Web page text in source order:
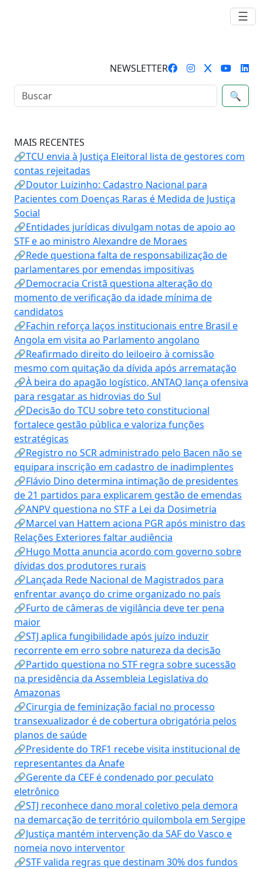
☰
NEWSLETTER
🔍
MAIS RECENTES
🔗TCU envia à Justiça Eleitoral lista de gestores com
contas rejeitadas
🔗Doutor Luizinho: Cadastro Nacional para
Pacientes com Doenças Raras é Medida de Justiça
Social
🔗Entidades jurídicas divulgam notas de apoio ao
STF e ao ministro Alexandre de Moraes
🔗Rede questiona falta de responsabilização de
parlamentares por emendas impositivas
🔗Democracia Cristã questiona alteração do
momento de verificação da idade mínima de
candidatos
🔗Fachin reforça laços institucionais entre Brasil e
Angola em visita ao Parlamento angolano
🔗Reafirmado direito do leiloeiro à comissão
mesmo com quitação da dívida após arrematação
🔗À beira do apagão logístico, ANTAQ lança ofensiva
para resgatar as hidrovias do Sul
🔗Decisão do TCU sobre teto constitucional
fortalece gestão pública e valoriza funções
estratégicas
🔗Registro no SCR administrado pelo Bacen não se
equipara inscrição em cadastro de inadimplentes
🔗Flávio Dino determina intimação de presidentes
de 21 partidos para explicarem gestão de emendas
🔗ANPV questiona no STF a Lei da Dosimetria
🔗Marcel van Hattem aciona PGR após ministro das
Relações Exteriores faltar audiência
🔗Hugo Motta anuncia acordo com governo sobre
dívidas dos produtores rurais
🔗Lançada Rede Nacional de Magistrados para
enfrentar avanço do crime organizado no país
🔗Furto de câmeras de vigilância deve ter pena
maior
🔗STJ aplica fungibilidade após juízo induzir
recorrente em erro sobre natureza da decisão
🔗Partido questiona no STF regra sobre sucessão
na presidência da Assembleia Legislativa do
Amazonas
🔗Cirurgia de feminização facial no processo
transexualizador é de cobertura obrigatória pelos
planos de saúde
🔗Presidente do TRF1 recebe visita institucional de
representantes da Anafe
🔗Gerente da CEF é condenado por peculato
eletrônico
🔗STJ reconhece dano moral coletivo pela demora
na demarcação de território quilombola em Sergipe
🔗Justiça mantém intervenção da SAF do Vasco e
nomeia novo interventor
🔗STF valida regras que destinam 30% dos fundos